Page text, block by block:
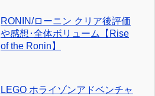
RONIN/ローニン クリア後評価
や感想･全体ボリューム【Rise
of the Ronin】
LEGO ホライゾンアドベンチャ